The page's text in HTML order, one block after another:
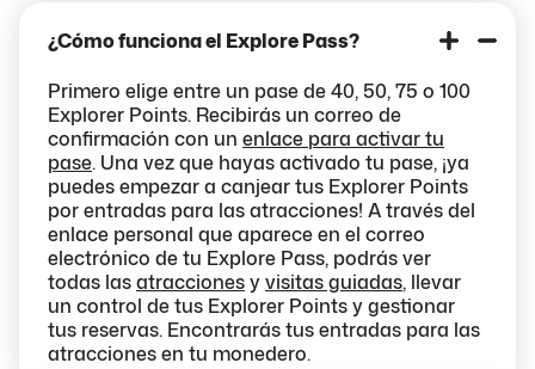
¿Cómo funciona el Explore Pass?
Primero elige entre un pase de 40, 50, 75 o 100
Explorer Points. Recibirás un correo de
confirmación con un enlace para activar tu
pase. Una vez que hayas activado tu pase, ¡ya
puedes empezar a canjear tus Explorer Points
por entradas para las atracciones! A través del
enlace personal que aparece en el correo
electrónico de tu Explore Pass, podrás ver
todas lasatraccionesyvisitas guiadas, llevar
un control de tus Explorer Points y gestionar
tus reservas. Encontrarás tus entradas para las
atracciones en tu monedero.